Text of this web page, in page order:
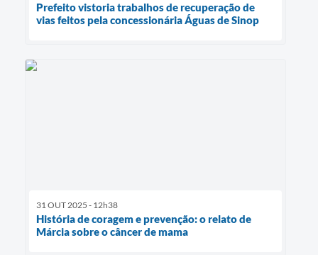
Prefeito vistoria trabalhos de recuperação de
vias feitos pela concessionária Águas de Sinop
31 OUT 2025 - 12h38
História de coragem e prevenção: o relato de
Márcia sobre o câncer de mama